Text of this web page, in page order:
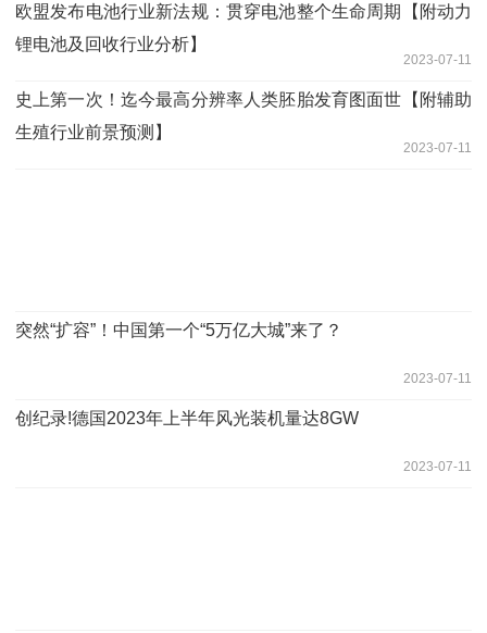
欧盟发布电池行业新法规：贯穿电池整个生命周期【附动力
锂电池及回收行业分析】
2023-07-11
史上第一次！迄今最高分辨率人类胚胎发育图面世【附辅助
生殖行业前景预测】
2023-07-11
突然“扩容”！中国第一个“5万亿大城”来了？
2023-07-11
创纪录!德国2023年上半年风光装机量达8GW
2023-07-11